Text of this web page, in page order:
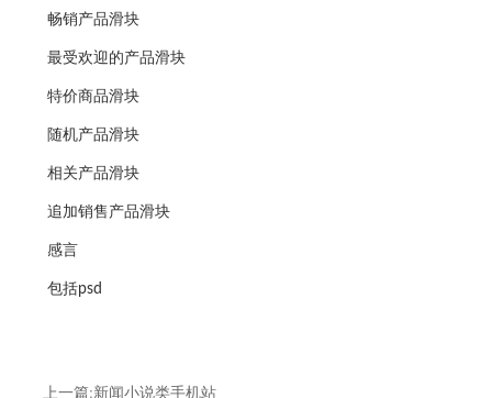
畅销产品滑块
最受欢迎的产品滑块
特价商品滑块
随机产品滑块
相关产品滑块
追加销售产品滑块
感言
包括psd
上一篇:新闻小说类手机站